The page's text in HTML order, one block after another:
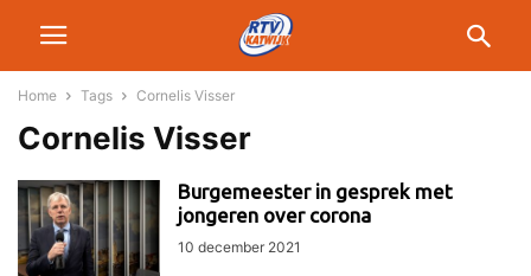
Home Tags Cornelis Visser
Cornelis Visser
Burgemeester in gesprek met
jongeren over corona
10 december 2021